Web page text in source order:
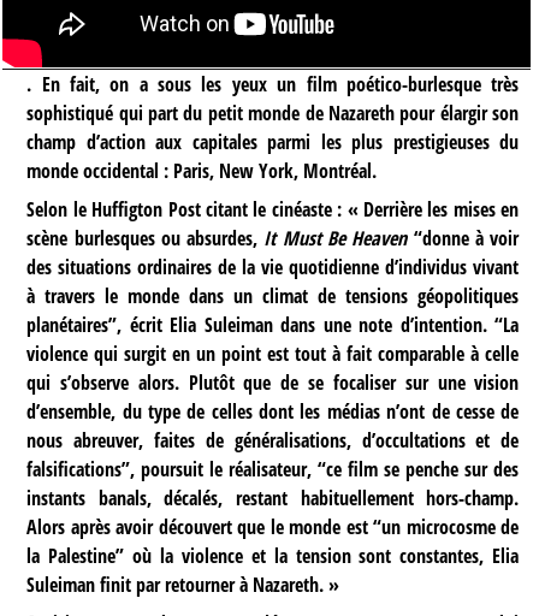
. En fait, on a sous les yeux un film poético-burlesque très
sophistiqué qui part du petit monde de Nazareth pour élargir son
champ d’action aux capitales parmi les plus prestigieuses du
monde occidental : Paris, New York, Montréal.
Selon le Huffigton Post citant le cinéaste : « Derrière les mises en
scène burlesques ou absurdes, It Must Be Heaven“donne à voir
des situations ordinaires de la vie quotidienne d’individus vivant
à travers le monde dans un climat de tensions géopolitiques
planétaires”, écrit Elia Suleiman dans une note d’intention. “La
violence qui surgit en un point est tout à fait comparable à celle
qui s’observe alors. Plutôt que de se focaliser sur une vision
d’ensemble, du type de celles dont les médias n’ont de cesse de
nous abreuver, faites de généralisations, d’occultations et de
falsifications”, poursuit le réalisateur, “ce film se penche sur des
instants banals, décalés, restant habituellement hors-champ.
Alors après avoir découvert que le monde est “un microcosme de
la Palestine” où la violence et la tension sont constantes, Elia
Suleiman finit par retourner à Nazareth. »